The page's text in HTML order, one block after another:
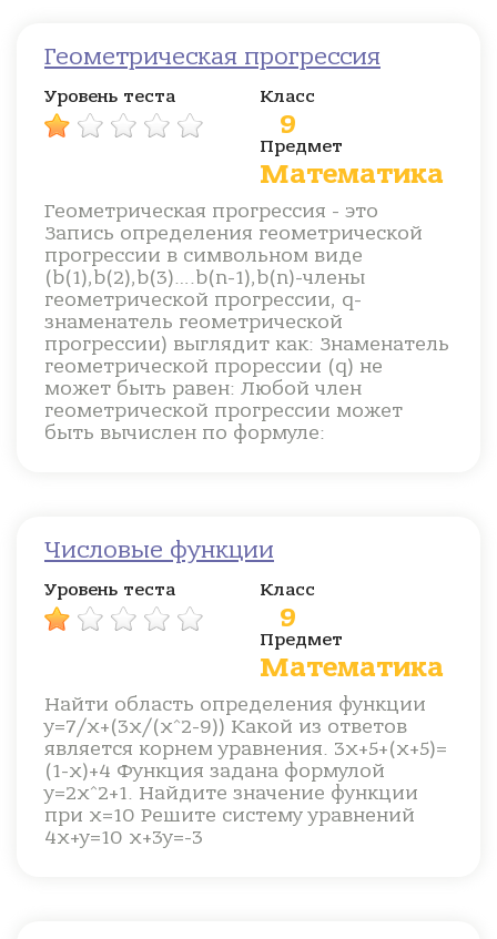
Геометрическая прогрессия
Уровень теста Класс
9
Предмет
Математика
Геометрическая прогрессия - это
Запись определения геометрической
прогрессии в символьном виде
(b(1),b(2),b(3)….b(n-1),b(n)-члены
геометрической прогрессии, q-
знаменатель геометрической
прогрессии) выглядит как: Знаменатель
геометрической прорессии (q) не
может быть равен: Любой член
геометрической прогрессии может
быть вычислен по формуле:
Числовые функции
Уровень теста Класс
9
Предмет
Математика
Найти область определения функции
у=7/х+(3х/(х^2-9)) Какой из ответов
является корнем уравнения. 3х+5+(х+5)=
(1-х)+4 Функция задана формулой
y=2x^2+1. Найдите значение функции
при х=10 Решите систему уравнений
4х+у=10 х+3у=-3